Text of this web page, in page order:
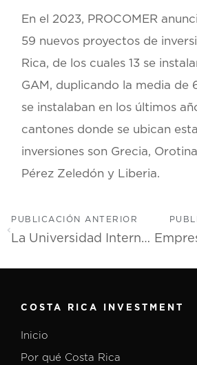
En el 2023, PROCOMER
59 nuevos proyectos de
Rica, de los cuales 13 se
GAM, duplicando la media de
se instalaban en los últimos
cantones donde se ubican
inversiones son Grecia,
Pérez Zeledón y Liberia.
PUBLICACIÓN ANTERIOR
La Universidad Internacional de Costa Rica abierta al mundo
COSTA RICA INVESTMENT
Inicio
Por qué Costa Rica